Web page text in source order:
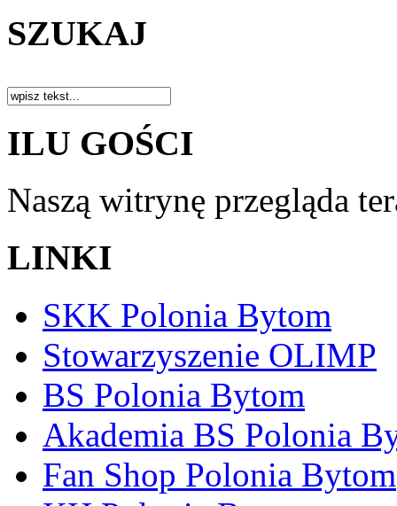
SZUKAJ
ILU GOŚCI
Naszą witrynę przegląda
LINKI
SKK Polonia Bytom
Stowarzyszenie OLIMP
BS Polonia Bytom
Akademia BS Polonia
Fan Shop Polonia Bytom